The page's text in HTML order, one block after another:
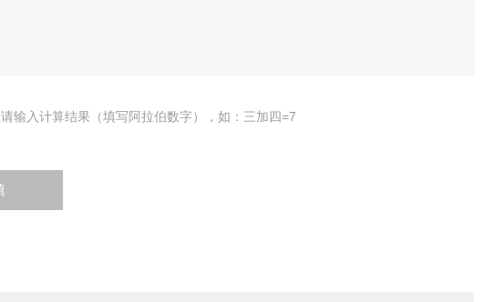
请输入计算结果（填写阿拉伯数字），如：三加四=7